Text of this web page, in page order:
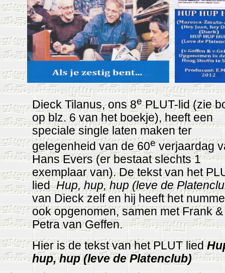
Dieck Tilanus, ons 8ePLUT-lid (zie
op blz. 6 van het boekje), heeft een
speciale single laten maken ter
gelegenheid van de 60everjaardag
Hans Evers (er bestaat slechts 1
exemplaar van). De tekst van het
lied Hup, hup, hup (leve de
van Dieck zelf en hij heeft het
ook opgenomen, samen met Frank &
Petra van Geffen.
Hier is de tekst van hetPLUT lied
hup, hup (leve de Platenclub)